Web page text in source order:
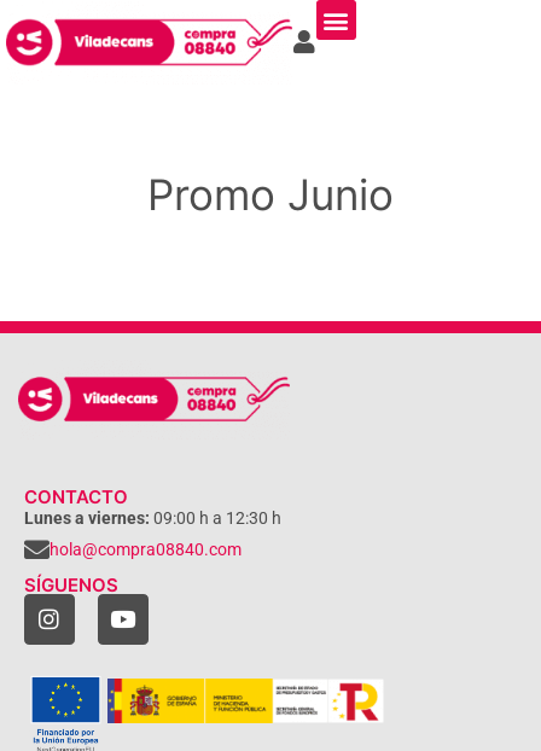
Promo Junio
CONTACTO
Lunes a viernes: 09:00 h a 12:30 h
hola@compra08840.com
SÍGUENOS